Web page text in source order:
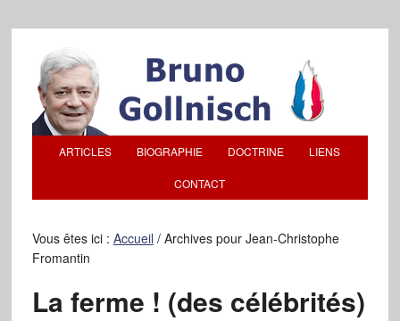
ARTICLES BIOGRAPHIE DOCTRINE LIENS
CONTACT
Vous êtes ici : Accueil /Archives pour Jean-Christophe
Fromantin
La ferme ! (des célébrités)